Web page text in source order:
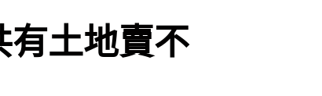
有土地賣不